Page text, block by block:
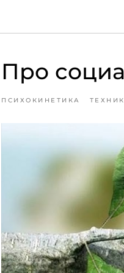
Про
ПСИХОКИНЕТИКА